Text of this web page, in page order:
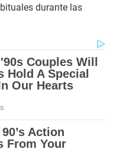
durante las